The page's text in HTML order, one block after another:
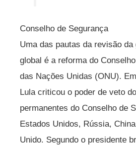
Conselho de Segurança
Uma das pautas da revisão da
global é a reforma do
das Nações Unidas (ONU).
Lula criticou o poder de veto
permanentes do Conselho de
Estados Unidos, Rússia,
Unido. Segundo o presidente